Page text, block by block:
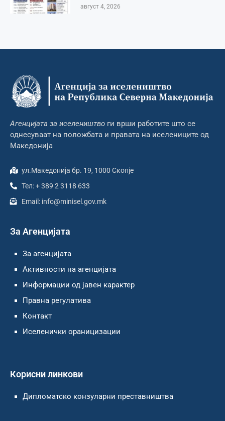
август 4, 2026
Агенцијата за иселеништво ги врши работите што се
однесуваат на положбата и правата на иселениците од
Македонија
ул.Македонија бр. 19, 1000 Скопје
Тел: + 389 2 3118 633
Email: info@minisel.gov.mk
За Агенцијата
За агенцијата
Активности на агенцијата
Информации од јавен карактер
Правна регулатива
Контакт
Иселенички ораницизации
Корисни линкови
Дипломатско конзуларни преставништва